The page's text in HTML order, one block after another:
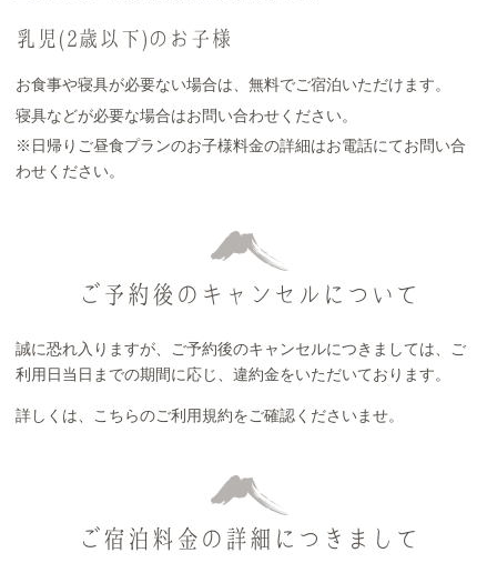
乳児(2歳以下)のお子様
お食事や寝具が必要ない場合は、無料でご宿泊いただけます。
寝具などが必要な場合はお問い合わせください。
※日帰りご昼食プランのお子様料金の詳細はお電話にてお問い合
わせください。
ご予約後のキャンセルについて
誠に恐れ入りますが、ご予約後のキャンセルにつきましては、ご
利用日当日までの期間に応じ、違約金をいただいております。
詳しくは、こちらのご利用規約をご確認くださいませ。
ご宿泊料金の詳細につきまして